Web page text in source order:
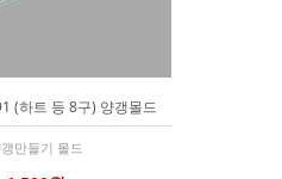
(하트 등 8구) 양갱몰드
만들기 몰드